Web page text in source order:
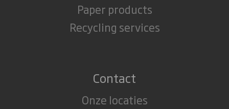
Paper products
Recycling services
Contact
Onze locaties